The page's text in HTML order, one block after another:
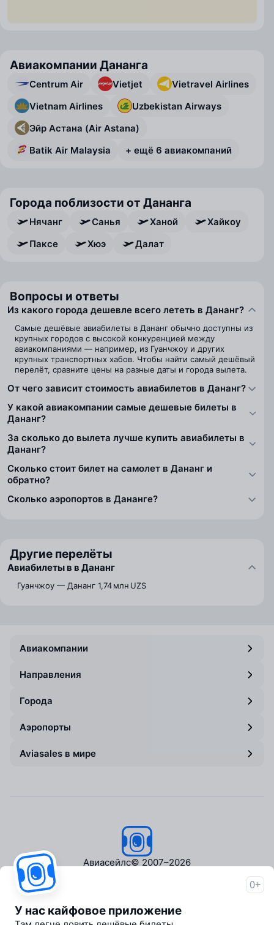
Авиакомпании Дананга
Centrum Air Vietjet
Vietravel Airlines
Vietnam Airlines
Uzbekistan Airways
Эйр Астана (Air Astana)
Batik Air Malaysia
+ ещё 6 авиакомпаний
Города поблизости от Дананга
Нячанг Санья Ханой
Хайкоу
Паксе
Хюэ Далат
Вопросы и ответы
Из какого города дешевле всего лететь в Дананг?
Самые дешёвые авиабилеты в Дананг обычно доступны из
крупных городов с высокой конкуренцией между
авиакомпаниями — например, из Гуанчжоу и других
крупных транспортных хабов. Чтобы найти самый дешёвый
перелёт, сравните цены на разные даты и города вылета.
От чего зависит стоимость авиабилетов в Дананг?
У какой авиакомпании самые дешевые билеты в
Дананг?
За сколько до вылета лучше купить авиабилеты в
Дананг?
Сколько стоит билет на самолет в Дананг и
обратно?
Сколько аэропортов в Дананге?
Другие перелёты
Авиабилеты в в Дананг
Гуанчжоу — Дананг 1,74 млн UZS
Авиакомпании
Направления
Города
Аэропорты
Aviasales в мире
Авиасейлс© 2007–2026
Пресс‑центр
Travelpayouts
0+
У нас кайфовое приложение